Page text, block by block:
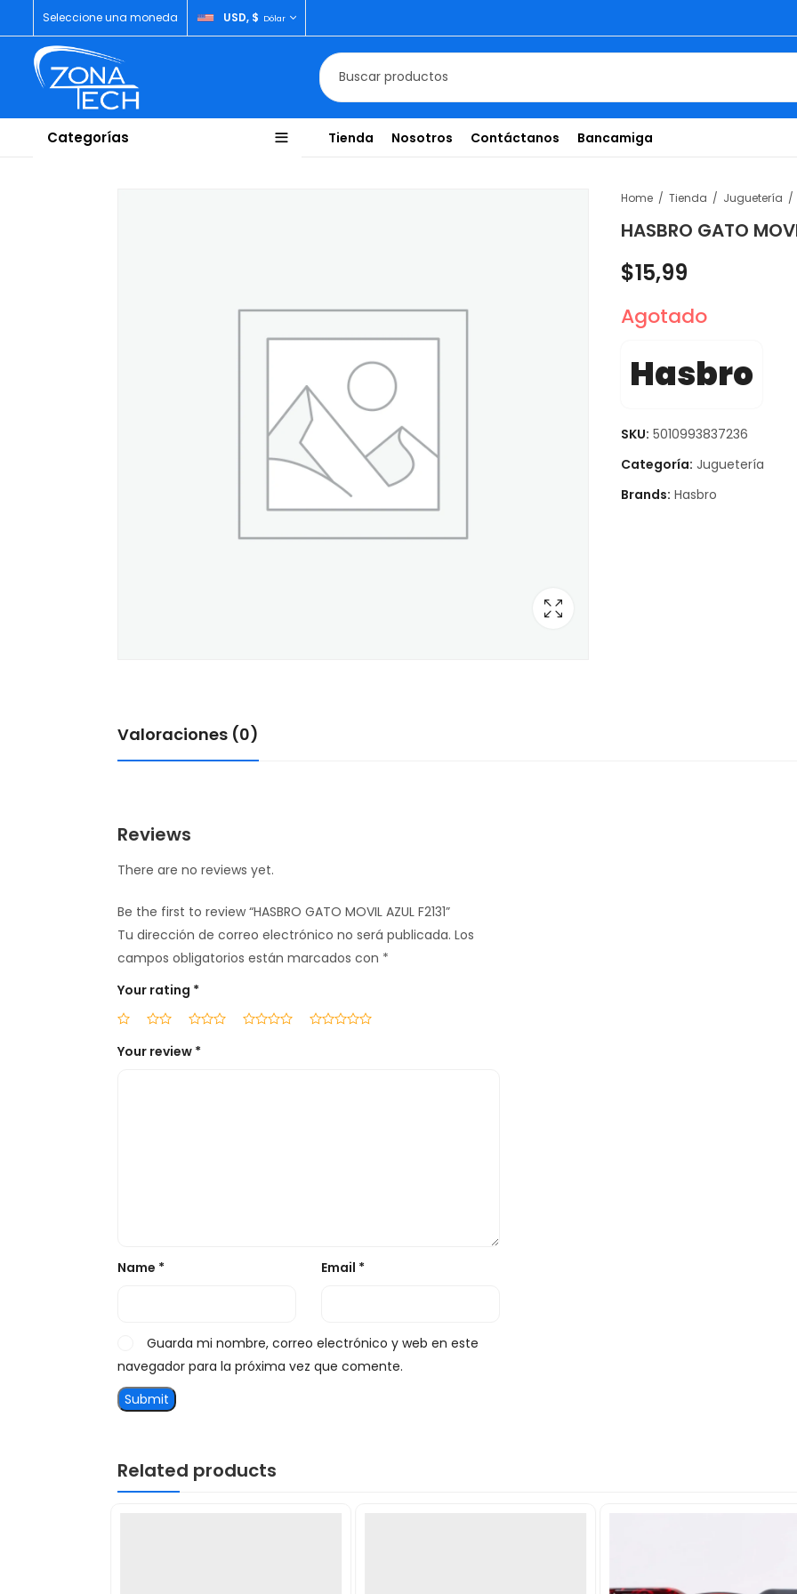
Seleccione una moneda USD, $ Dólar
Categorías Tienda Nosotros Contáctanos Bancamiga
Home Tienda Juguetería
HASBRO GATO
$15,99
Agotado
Hasbro
SKU: 5010993837236
Categoría: Juguetería
Brands: Hasbro
Valoraciones (0)
Reviews
There are no reviews yet.
Be the first to review “HASBRO GATO MOVIL AZUL F2131”
Tu dirección de correo electrónico no será publicada. Los
campos obligatorios están marcados con *
Your rating *
Your review *
Name * Email *
Guarda mi nombre, correo electrónico y web en este
navegador para la próxima vez que comente.
Related products